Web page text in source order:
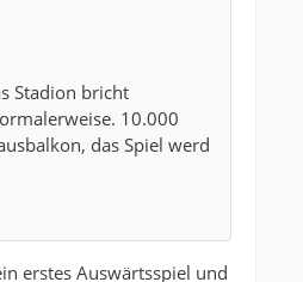
Stadion bricht
10.000
das Spiel werd
erstes Auswärtsspiel und